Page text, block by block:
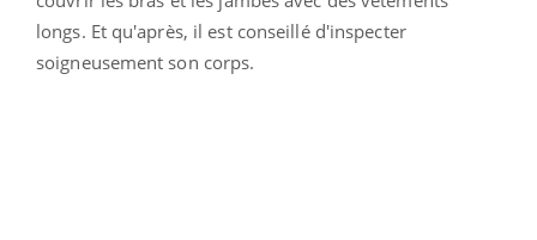
longs. Et qu'après, il est conseillé d'inspecter
soigneusement son corps.